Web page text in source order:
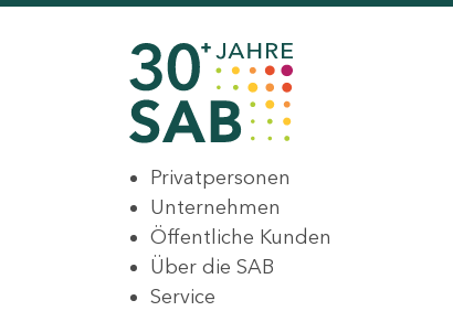
Privatpersonen
Unternehmen
Öffentliche Kunden
Über die SAB
Service